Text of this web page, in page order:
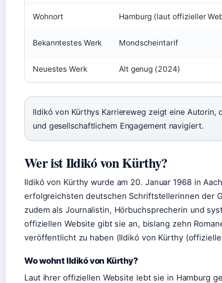
Wohnort Hamburg (laut offizieller
Bekanntestes Werk Mondscheintarif
Neuestes Werk Alt genug (2024)
Ildikó von Kürthys Karriereweg zeigt eine Autorin,
und gesellschaftlichem Engagement navigiert.
Wer ist Ildikó von Kürthy?
Ildikó von Kürthy wurde am 20. Januar 1968 in
erfolgreichsten deutschen Schriftstellerinnen der
zudem als Journalistin, Hörbuchsprecherin und
offiziellen Website gibt sie an, bislang zehn
veröffentlicht zu haben (Ildikó von Kürthy
Wo wohnt Ildikó von Kürthy?
Laut ihrer offiziellen Website lebt sie in Hamburg